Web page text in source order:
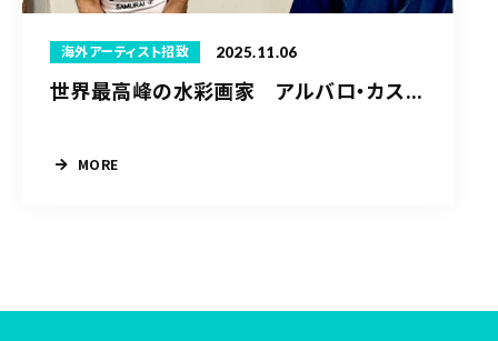
海外アーティスト招致 2025.11.06
世界最高峰の水彩画家 アルバロ・カス...
MORE